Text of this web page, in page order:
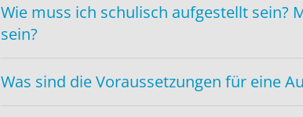
Wie muss ich schulisch aufgestellt sein?
sein?
Was sind die Voraussetzungen für eine